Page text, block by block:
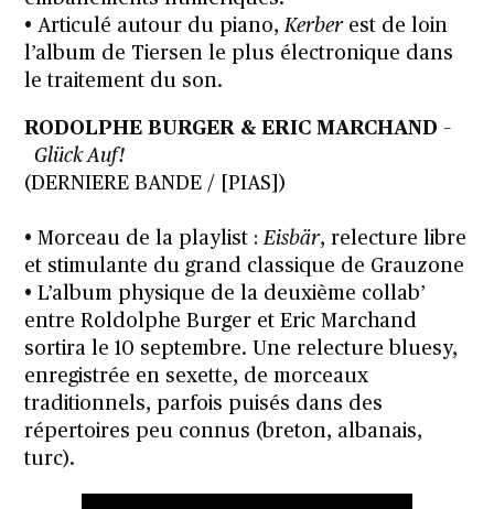
• Articulé autour du piano,Kerberest de loin
l’album de Tiersen le plus électronique dans
le traitement du son.
RODOLPHE BURGER & ERIC MARCHAND –
Glück Auf!
(DERNIERE BANDE / [PIAS])
• Morceau de la playlist :Eisbär, relecture libre
et stimulante du grand classique de Grauzone
• L’album physique de la deuxième collab’
entre Roldolphe Burger et Eric Marchand
sortira le 10 septembre. Une relecture bluesy,
enregistrée en sexette, de morceaux
traditionnels, parfois puisés dans des
répertoires peu connus (breton, albanais,
turc).